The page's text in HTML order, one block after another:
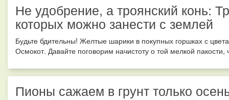
Не удобрение, а троянский конь:
которых можно занести с землей
Будьте бдительны! Желтые шарики в покупных горшках с
Осмокот. Давайте поговорим начистоту о той мелкой пакости,
Пионы сажаем в грунт только